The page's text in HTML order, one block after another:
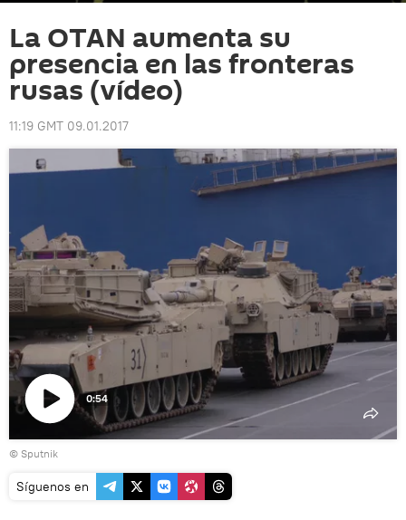
La OTAN aumenta su
presencia en las fronteras
rusas (vídeo)
11:19 GMT 09.01.2017
Reproducir
vídeo
0:54
© Sputnik
Síguenos en